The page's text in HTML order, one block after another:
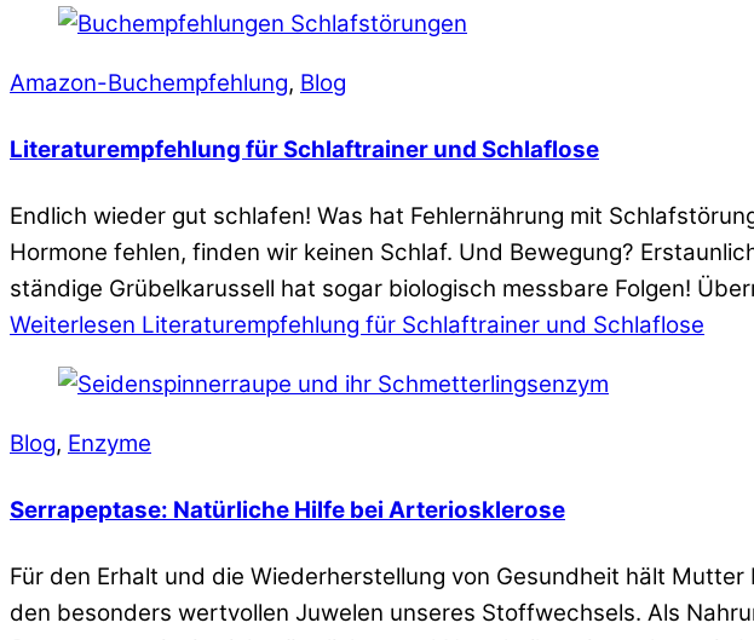
Amazon-Buchempfehlung, Blog
Literaturempfehlung für Schlaftrainer und Schlaflose
Endlich wieder gut schlafen! Was hat Fehlernährung mit
Hormone fehlen, finden wir keinen Schlaf. Und Bewegung?
ständige Grübelkarussell hat sogar biologisch messbare Folgen!
Weiterlesen Literaturempfehlung für Schlaftrainer und Schlaflose
Blog, Enzyme
Serrapeptase: Natürliche Hilfe bei Arteriosklerose
Für den Erhalt und die Wiederherstellung von Gesundheit hält
den besonders wertvollen Juwelen unseres Stoffwechsels. Als